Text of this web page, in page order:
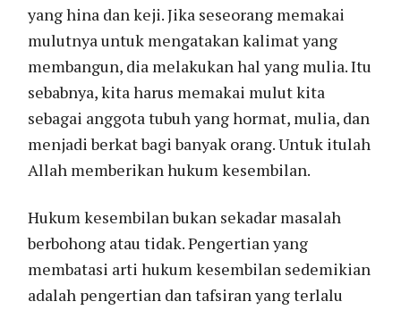
yang hina dan keji. Jika seseorang memakai
mulutnya untuk mengatakan kalimat yang
membangun, dia melakukan hal yang mulia. Itu
sebabnya, kita harus memakai mulut kita
sebagai anggota tubuh yang hormat, mulia, dan
menjadi berkat bagi banyak orang. Untuk itulah
Allah memberikan hukum kesembilan.
Hukum kesembilan bukan sekadar masalah
berbohong atau tidak. Pengertian yang
membatasi arti hukum kesembilan sedemikian
adalah pengertian dan tafsiran yang terlalu